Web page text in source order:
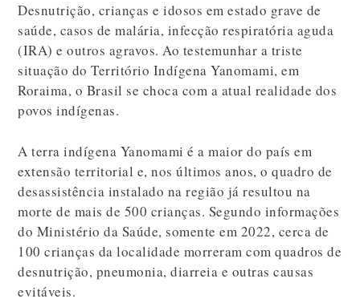
Desnutrição, crianças e idosos em estado grave de
saúde, casos de malária, infecção respiratória aguda
(IRA) e outros agravos. Ao testemunhar a triste
situação do Território Indígena Yanomami, em
Roraima, o Brasil se choca com a atual realidade dos
povos indígenas.
A terra indígena Yanomami é a maior do país em
extensão territorial e, nos últimos anos, o quadro de
desassistência instalado na região já resultou na
morte de mais de 500 crianças. Segundo informações
do Ministério da Saúde, somente em 2022, cerca de
100 crianças da localidade morreram com quadros de
desnutrição, pneumonia, diarreia e outras causas
evitáveis.